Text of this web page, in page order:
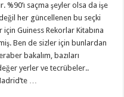
%90’ı saçma şeyler olsa da işe
her güncellenen bu seçki
Guiness Rekorlar Kitabına
Ben de sizler için bunlardan
bakalım, bazıları
yerler ve tecrübeler..
…